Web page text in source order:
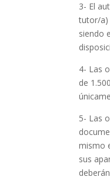
3- El
tutor/a)
siendo
4- Las
de
5- Las
mismo
sus